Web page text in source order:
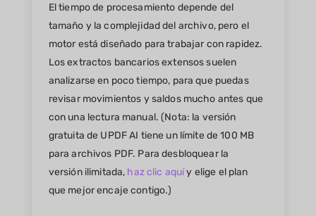
El tiempo de procesamiento depende del
tamaño y la complejidad del archivo, pero el
motor está diseñado para trabajar con rapidez.
Los extractos bancarios extensos suelen
analizarse en poco tiempo, para que puedas
revisar movimientos y saldos mucho antes que
con una lectura manual. (Nota: la versión
gratuita de UPDF AI tiene un límite de 100 MB
para archivos PDF. Para desbloquear la
versión ilimitada, haz clic aquíy elige el plan
que mejor encaje contigo.)